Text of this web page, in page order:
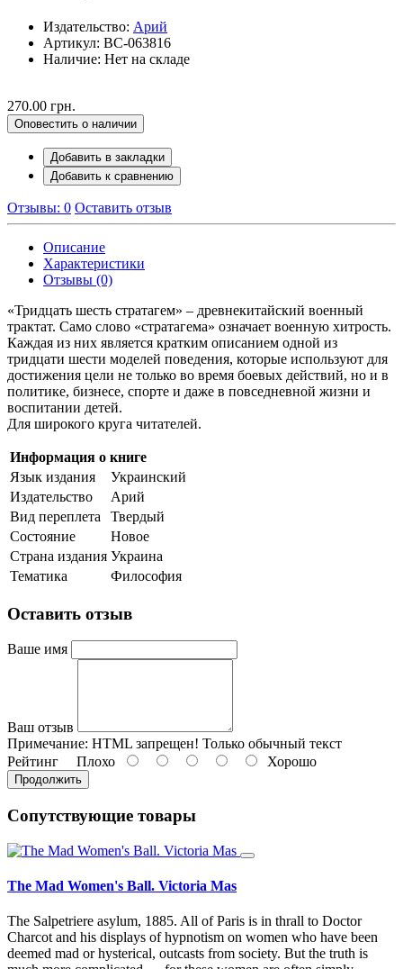
Издательство: Арий
Артикул: BC-063816
Наличие: Нет на складе
270.00 грн.
Оповестить о наличии
Добавить в закладки
Добавить к сравнению
Отзывы: 0 Оставить отзыв
Описание
Характеристики
Отзывы (0)
«Тридцать шесть стратагем» – древнекитайский военный
трактат. Само слово «стратагема» означает военную хитрость.
Каждая из них является кратким описанием одной из
тридцати шести моделей поведения, которые используют для
достижения цели не только во время боевых действий, но и в
политике, бизнесе, спорте и даже в повседневной жизни и
воспитании детей.
Для широкого круга читателей.
Информация о книге
Язык издания
Украинский
Издательство
Арий
Вид переплета
Твердый
Состояние
Новое
Страна издания Украина
Тематика
Философия
Оставить отзыв
Ваше имя
Ваш отзыв
Примечание: HTML запрещен! Только обычный текст
Рейтинг Плохо Хорошо
Продолжить
Сопутствующие товары
The Mad Women's Ball. Victoria Mas
The Salpetriere asylum, 1885. All of Paris is in thrall to Doctor
Charcot and his displays of hypnotism on women who have been
deemed mad or hysterical, outcasts from society. But the truth is